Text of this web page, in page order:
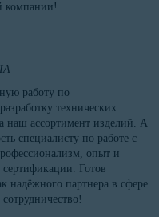
компании!
работу по
технических
наш ассортимент изделий. А
специалисту по работе с
опыт и
сертификации. Готов
надёжного партнера в сфере